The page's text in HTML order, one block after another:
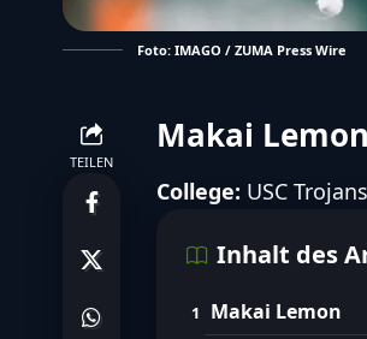
Foto: IMAGO / ZUMA Press Wire
TEILEN
Makai Lemon
College: USC Trojans
Inhalt des
Makai Lemon